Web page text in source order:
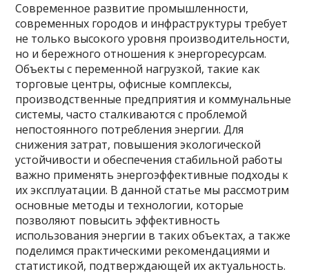
Современное развитие промышленности,
современных городов и инфраструктуры требует
не только высокого уровня производительности,
но и бережного отношения к энергоресурсам.
Объекты с переменной нагрузкой, такие как
торговые центры, офисные комплексы,
производственные предприятия и коммунальные
системы, часто сталкиваются с проблемой
непостоянного потребления энергии. Для
снижения затрат, повышения экологической
устойчивости и обеспечения стабильной работы
важно применять энергоэффективные подходы к
их эксплуатации. В данной статье мы рассмотрим
основные методы и технологии, которые
позволяют повысить эффективность
использования энергии в таких объектах, а также
поделимся практическими рекомендациями и
статистикой, подтверждающей их актуальность.